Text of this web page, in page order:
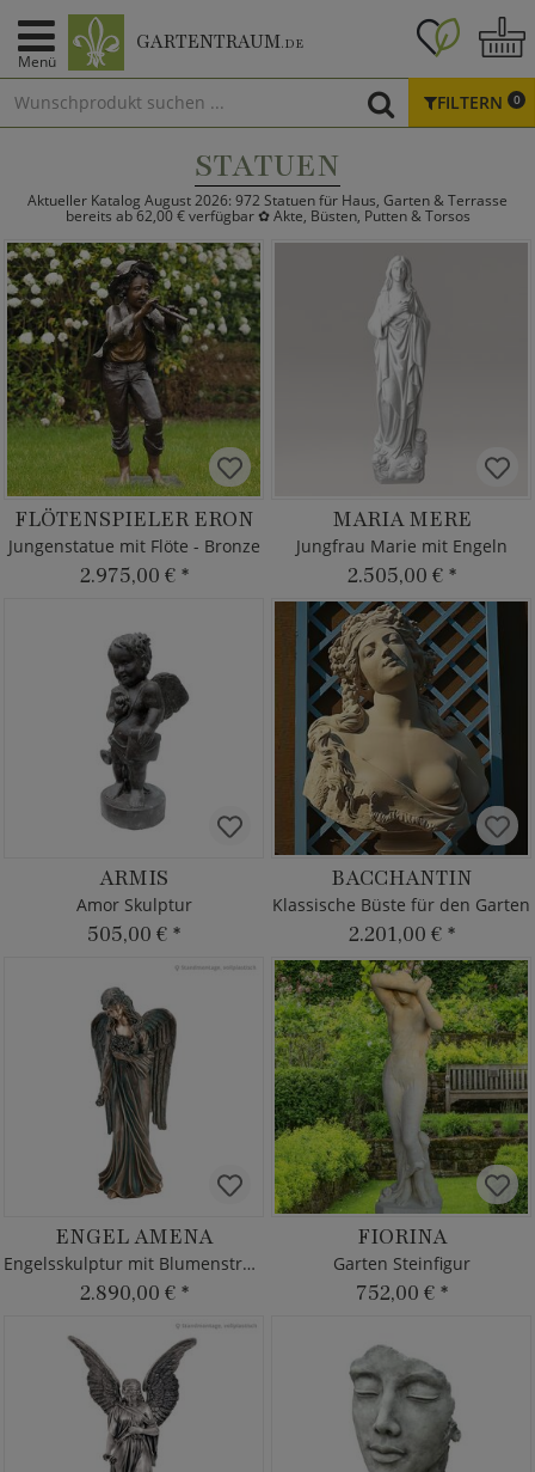
Menü
GARTENTRAUM.DE
FILTERN 0
STATUEN
Aktueller Katalog August 2026: 972 Statuen für Haus, Garten & Terrasse
bereits ab 62,00 € verfügbar ✿ Akte, Büsten, Putten & Torsos
FLÖTENSPIELER ERON
Jungenstatue mit Flöte - Bronze
2.975,00 € *
MARIA MERE
Jungfrau Marie mit Engeln
2.505,00 € *
ARMIS
Amor Skulptur
505,00 € *
BACCHANTIN
Klassische Büste für den Garten
2.201,00 € *
ENGEL AMENA
Engelsskulptur mit Blumenstrauß
2.890,00 € *
FIORINA
Garten Steinfigur
752,00 € *